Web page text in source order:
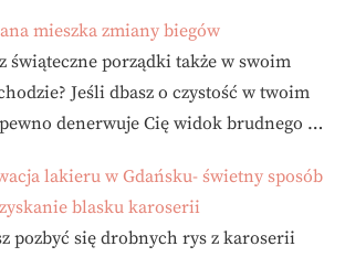
mieszka zmiany biegów
świąteczne porządki także w swoim
Jeśli dbasz o czystość w twoim
denerwuje Cię widok brudnego …
lakieru w Gdańsku- świetny sposób
blasku karoserii
pozbyć się drobnych rys z karoserii